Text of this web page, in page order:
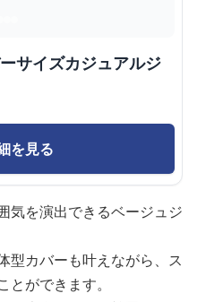
サイズカジュアルジ
を見る
気を演出できるベージュジ
型カバーも叶えながら、ス
ができます。